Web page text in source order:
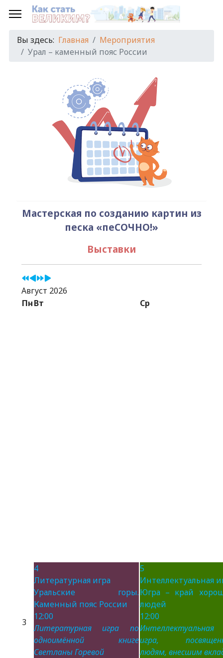
Вы здесь: Главная
Мероприятия
Урал – каменный пояс России
Мастерская по созданию картин из
песка «пеСОЧНО!»
Выставки
годмесяц
годмесяц
Август 2026
ПнВт Ср
3
4
Литературная игра
Уральские горы.
Каменный пояс России
12:00
Литературная игра по
одноимённой книге
Светланы Горевой
5
Интеллектуальная
Югра – край
людей
12:00
Интеллектуальная
игра,
людям, внесшим